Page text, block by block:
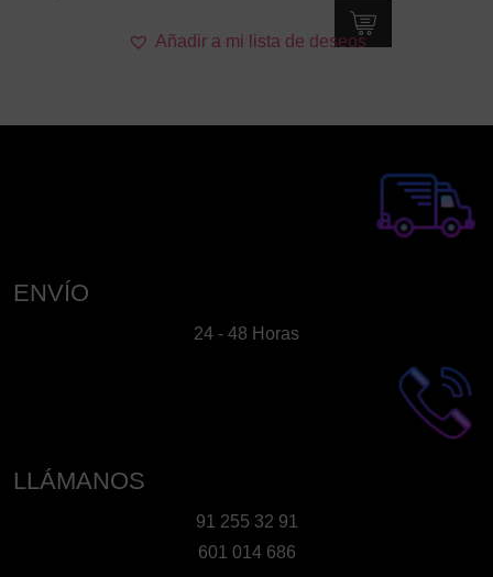
producto
variantes.
página
Añadir a mi lista de deseos
ENVÍO
24 - 48 Horas
LLÁMANOS
91 255 32 91
601 014 686